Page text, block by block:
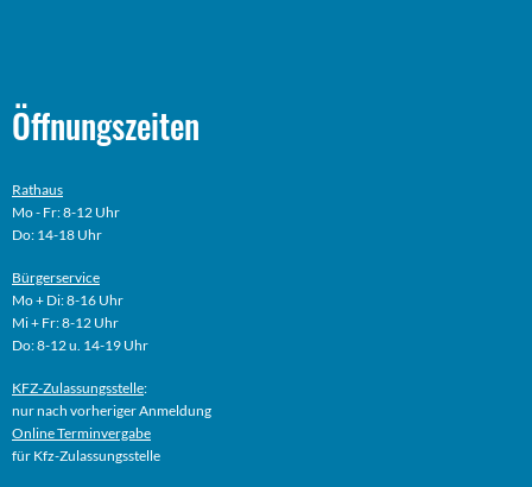
Öffnungszeiten
Rathaus
Mo - Fr: 8-12 Uhr
Do: 14-18 Uhr
Bürgerservice
Mo + Di: 8-16 Uhr
Mi + Fr: 8-12 Uhr
Do: 8-12 u. 14-19 Uhr
KFZ-Zulassungsstelle:
nur nach vorheriger Anmeldung
OnlineTerminvergabe
für Kfz-Zulassungsstelle